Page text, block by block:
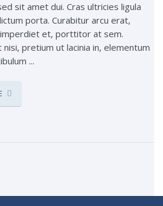
sit amet dui. Cras ultricies ligula
porta. Curabitur arcu erat,
imperdiet et, porttitor at sem.
nisi, pretium ut lacinia in, elementum
...